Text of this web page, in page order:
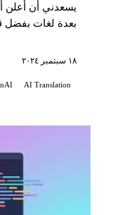
يسعدني أن أعلن
بعدة لغات بفضل
١٨ سبتمبر ٢٠٢٤
AI Translation